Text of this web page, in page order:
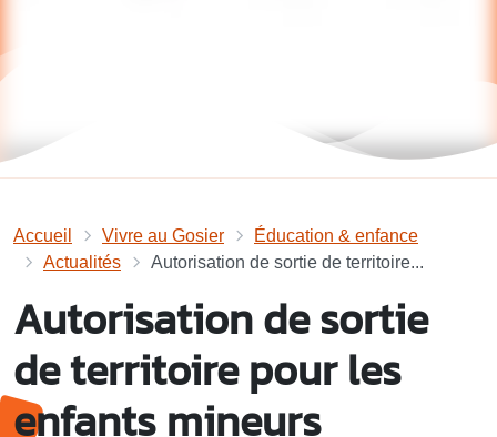
Accueil Vivre au Gosier
Éducation & enfance
Actualités
Autorisation de sortie de territoire...
Autorisation de sortie
de territoire pour les
enfants mineurs